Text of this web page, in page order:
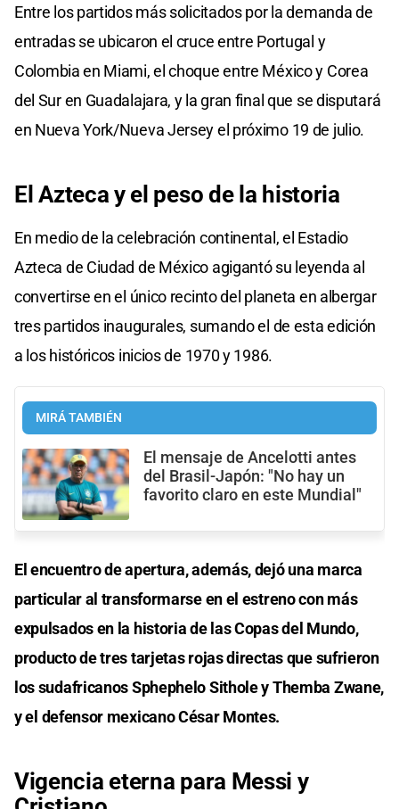
Entre los partidos más solicitados por la demanda de
entradas se ubicaron el cruce entre Portugal y
Colombia en Miami, el choque entre México y Corea
del Sur en Guadalajara, y la gran final que se disputará
en Nueva York/Nueva Jersey el próximo 19 de julio.
El Azteca y el peso de la historia
En medio de la celebración continental, el Estadio
Azteca de Ciudad de México agigantó su leyenda al
convertirse en el único recinto del planeta en albergar
tres partidos inaugurales, sumando el de esta edición
a los históricos inicios de 1970 y 1986.
MIRÁ TAMBIÉN
El mensaje de Ancelotti antes
del Brasil-Japón: "No hay un
favorito claro en este Mundial"
El encuentro de apertura, además, dejó una marca
particular al transformarse en el estreno con más
expulsados en la historia de las Copas del Mundo,
producto de tres tarjetas rojas directas que sufrieron
los sudafricanos Sphephelo Sithole y Themba Zwane,
y el defensor mexicano César Montes.
Vigencia eterna para Messi y